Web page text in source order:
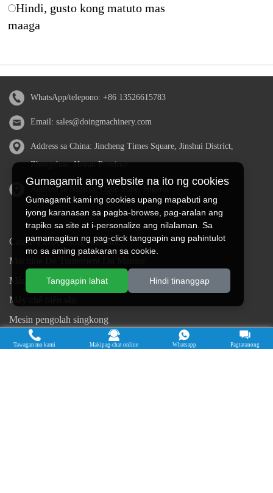
Hindi, gusto kong matuto mas
maaga
WhatsApp/telepono: +86 13526615783
Email: sales@doingmachinery.com
Address sa China: Jincheng Times Square, Jinshui District,
Zhengzhou, Henan Province
Address sa Nigeria: Ogun State, Nigeria
Cassava Processing Machine
Machine De Traitement Du Manioc
Máquina de procesamiento de yuca
Máy chế biến sắn
Mesin pengolah singkong
เครื่องแปรรูปมันสำปะหลัง
Gumagamit ang website na ito ng cookies
Gumagamit kami ng cookies upang mapabuti ang
iyong karanasan sa pagba-browse, pag-aralan ang
trapiko sa site at i-personalize ang nilalaman. Sa
pamamagitan ng pag-click tanggapin ang pahintulot
mo sa aming patakaran sa cookie.
Tanggapin lahat Hindi tinanggap
Tawagan mo kami Makipag-chat online Whatsapp Pagtatanong